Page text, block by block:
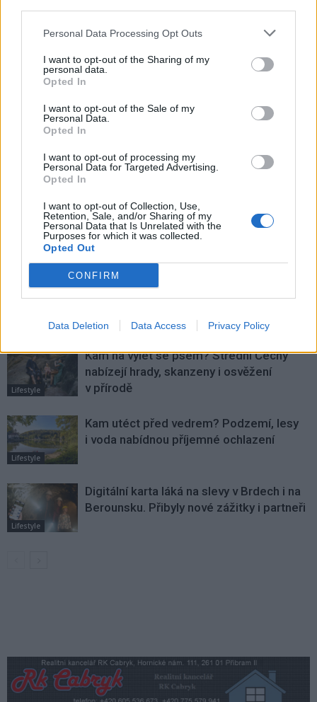
Personal Data Processing Opt Outs
I want to opt-out of the Sharing of my
personal data.
Opted In
I want to opt-out of the Sale of my
Personal Data.
Opted In
I want to opt-out of processing my
Personal Data for Targeted Advertising.
Opted In
I want to opt-out of Collection, Use,
Retention, Sale, and/or Sharing of my
Personal Data that Is Unrelated with the
Purposes for which it was collected.
Opted Out
CONFIRM
Data Deletion Data Access Privacy Policy
Radnice chce zpoplatnit
parkoviště u Spartaku
Spojenci: Jednání okolo galerie
vnímáme jako manažerské
SOUVISEJÍCÍ ČLÁNKY
Lifestyle
Kam na výlet se psem? Střední Čechy
nabízejí hrady, skanzeny i osvěžení
v přírodě
Lifestyle
Kam utéct před vedrem? Podzemí, lesy
i voda nabídnou příjemné ochlazení
Lifestyle
Digitální karta láká na slevy v Brdech i na
Berounsku. Přibyly nové zážitky i partneři